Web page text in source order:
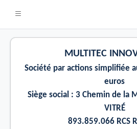
MULTITEC
Société par actions simpliﬁée
euros
Siège social : 3 Chemin de la
VITRÉ
893.859.066 RCS